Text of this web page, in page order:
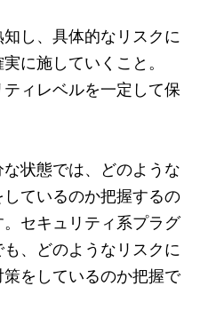
し、具体的なリスクに
に施していくこと。
ィレベルを一定して保
状態では、どのような
ているのか把握するの
セキュリティ系プラグ
、どのようなリスクに
をしているのか把握で